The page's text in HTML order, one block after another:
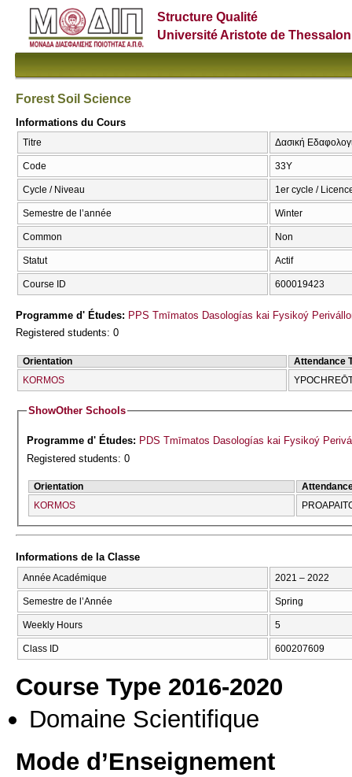
Structure Qualité
Université Aristote de
Forest Soil Science
Informations du Cours
Titre Δασική
Code 33Υ
Cycle / Niveau 1er cycle /
Semestre de l’année Winter
Common Non
Statut Actif
Course ID 600019423
Programme d' Études: PPS Tmīmatos Dasologías kai Fysikoý
Registered students: 0
Orientation
Attendance
KORMOS
ShowOther Schools
Programme d' Études: PDS Tmīmatos Dasologías kai Fysikoý
Registered students: 0
Orientation
KORMOS
Informations de la Classe
Année Académique 2021 – 2022
Semestre de l’Année Spring
Weekly Hours 5
Class ID 600207609
Course Type 2016-2020
Domaine Scientifique
Mode d’Enseignement